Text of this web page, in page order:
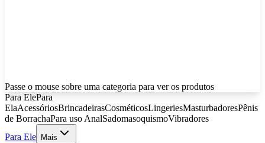
Passe o mouse sobre uma categoria para ver os produtos
Para ElePara
ElaAcessóriosBrincadeirasCosméticosLingeriesMasturbadoresPênis
de BorrachaPara uso AnalSadomasoquismoVibradores
Para Ele
Mais